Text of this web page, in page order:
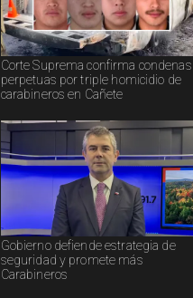
Corte Suprema confirma condenas
perpetuas por triple homicidio de
carabineros en Cañete
Gobierno defiende estrategia de
seguridad y promete más
Carabineros